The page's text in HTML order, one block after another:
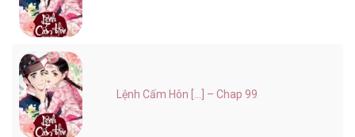
Lệnh Cấm Hôn [...] – Chap 99